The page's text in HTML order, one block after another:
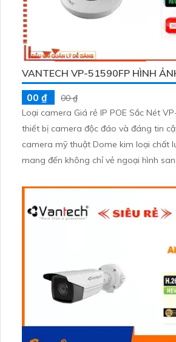
VANTECH VP-51590FP HÌNH
00 ₫
00 ₫
Loại camera Giá rẻ IP POE Sắc Nét
thiết bị camera độc đáo và đáng tin cậy. Với thiết
camera mỹ thuật Dome kim loại chất
mang đến không chỉ vẻ ngoại hình
công nghệ Ultra 4k lite, camera này
thông và chi phí cho người dùng